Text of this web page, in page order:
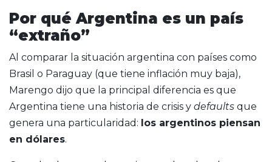
Por qué Argentina es un país
“extraño”
Al comparar la situación argentina con países como
Brasil o Paraguay (que tiene inflación muy baja),
Marengo dijo que la principal diferencia es que
Argentina tiene una historia de crisis y defaults que
genera una particularidad: los argentinos piensan
en dólares.